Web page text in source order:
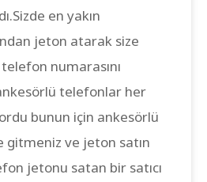
en yakın
jeton atarak size
numarasını
telefonlar her
bunun için ankesörlü
ve jeton satın
jetonu satan bir satıcı